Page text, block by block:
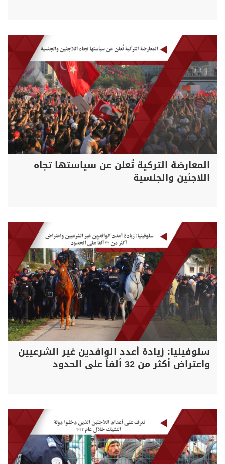
المعارضة التركية تُعلن عن سياستها تجاه
اللاجئين والجنسية
سلوفينيا: زيادة أعدد الوافدين غير الشرعيين
واعتراض أكثر من 32 ألفاً على الحدود